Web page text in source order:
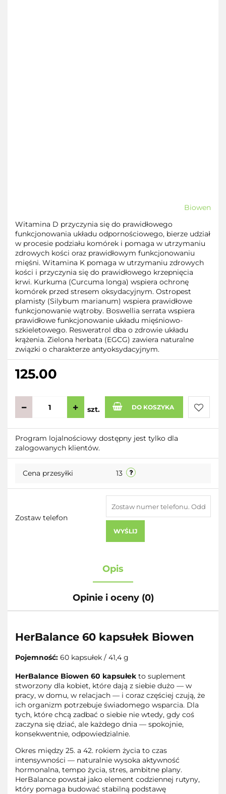
Biowen
Witamina D przyczynia się do prawidłowego
funkcjonowania układu odpornościowego, bierze udział
w procesie podziału komórek i pomaga w utrzymaniu
zdrowych kości oraz prawidłowym funkcjonowaniu
mięśni. Witamina K pomaga w utrzymaniu zdrowych
kości i przyczynia się do prawidłowego krzepnięcia
krwi. Kurkuma (Curcuma longa) wspiera ochronę
komórek przed stresem oksydacyjnym. Ostropest
plamisty (Silybum marianum) wspiera prawidłowe
funkcjonowanie wątroby. Boswellia serrata wspiera
prawidłowe funkcjonowanie układu mięśniowo-
szkieletowego. Resweratrol dba o zdrowie układu
krążenia. Zielona herbata (EGCG) zawiera naturalne
związki o charakterze antyoksydacyjnym.
125.00
szt. DO KOSZYKA
Do
Program lojalnościowy dostępny jest tylko dla
zalogowanych klientów.
Cena przesyłki 13
Zostaw telefon
WYŚLIJ
Opis
Opinie i oceny (0)
HerBalance 60 kapsułek Biowen
Pojemność: 60 kapsułek / 41,4 g
HerBalance Biowen 60 kapsułek to suplement
stworzony dla kobiet, które dają z siebie dużo — w
pracy, w domu, w relacjach — i coraz częściej czują, że
ich organizm potrzebuje świadomego wsparcia. Dla
tych, które chcą zadbać o siebie nie wtedy, gdy coś
zaczyna się dziać, ale każdego dnia — spokojnie,
konsekwentnie, odpowiedzialnie.
Okres między 25. a 42. rokiem życia to czas
intensywności — naturalnie wysoka aktywność
hormonalna, tempo życia, stres, ambitne plany.
HerBalance powstał jako element codziennej rutyny,
który pomaga budować stabilną podstawę